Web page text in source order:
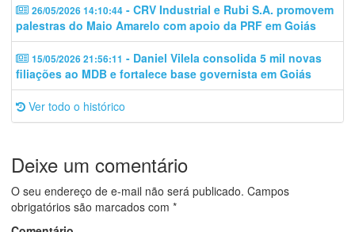
26/05/2026 14:10:44 - CRV Industrial e Rubi S.A. promovem
palestras do Maio Amarelo com apoio da PRF em Goiás
15/05/2026 21:56:11 - Daniel Vilela consolida 5 mil novas
filiações ao MDB e fortalece base governista em Goiás
Ver todo o histórico
Deixe um comentário
O seu endereço de e-mail não será publicado. Campos
obrigatórios são marcados com *